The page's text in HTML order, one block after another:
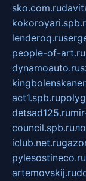
sko.com.ru
lenderoq.ru
people-of-art.ru
dynamoauto.ru
act1.spb.ru
detsad125.ru
council.spb.ru
iclub.net.ru
pylesostineco.ru
artemovskij.ru